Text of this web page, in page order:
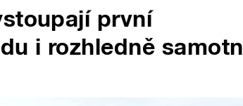
první
i rozhledně